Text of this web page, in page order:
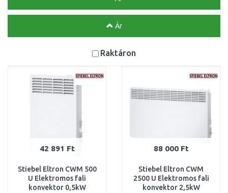
Ár
Raktáron
42 891 Ft
Stiebel Eltron CWM 500
U Elektromos fali
konvektor 0,5kW
88 000 Ft
Stiebel Eltron CWM
2500 U Elektromos fali
konvektor 2,5kW